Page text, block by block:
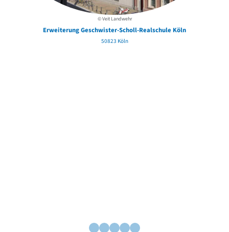
© Veit Landwehr
Erweiterung Geschwister-Scholl-Realschule Köln
50823 Köln